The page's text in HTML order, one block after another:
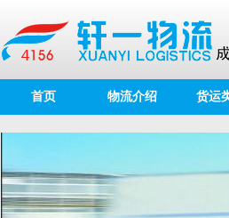
首页 物流介绍 货运